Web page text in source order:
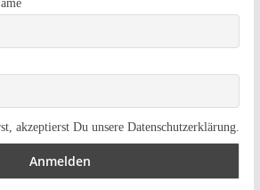
akzeptierst Du unsere Datenschutzerklärung.